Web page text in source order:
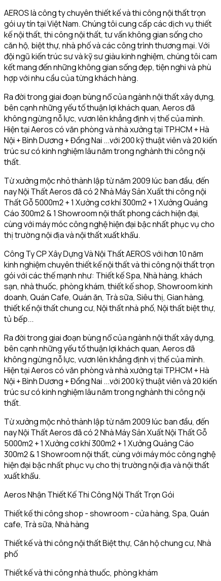
AEROS là công ty chuyên thiết kế và thi công nội thất trọn
gói uy tín tại Việt Nam. Chúng tôi cung cấp các dịch vụ thiết
kế nội thất, thi công nội thất, tư vấn không gian sống cho
căn hộ, biệt thự, nhà phố và các công trình thương mại. Với
đội ngũ kiến trúc sư và kỹ sư giàu kinh nghiệm, chúng tôi cam
kết mang đến những không gian sống đẹp, tiện nghi và phù
hợp với nhu cầu của từng khách hàng.
Ra đời trong giai đoạn bùng nổ của ngành nội thất xây dựng,
bên cạnh những yếu tố thuận lợi khách quan, Aeros đã
không ngừng nỗ lực, vươn lên khẳng định vị thế của mình.
Hiện tại Aeros có văn phòng và nhà xưởng tại TP.HCM + Hà
Nội + Bình Dương + Đồng Nai ...với 200 kỹ thuật viên và 20 kiến
trúc sư có kinh nghiệm lâu năm trong nghành thi công nội
thất.
Từ xưởng mộc nhỏ thành lập từ năm 2009 lúc ban đầu, đến
nay Nội Thất Aeros đã có 2 Nhà Máy Sản Xuất thi công nội
Thất Gỗ 5000m2 + 1 Xưởng cơ khí 300m2 + 1 Xưởng Quảng
Cáo 300m2 & 1 Showroom nội thất phong cách hiện đại,
cùng với máy móc công nghệ hiện đại bậc nhất phục vụ cho
thị trường nội địa và nội thất xuất khẩu.
Công Ty CP Xây Dựng Và Nội Thất AEROS với hơn 10 năm
kinh nghiệm chuyên thiết kế nội thất và thi công nội thất trọn
gói với các thế mạnh như: Thiết kế Spa, Nhà hàng, khách
sạn, nhà thuốc, phòng khám, thiết kế shop, Showroom kinh
doanh, Quán Cafe, Quán ăn, Trà sữa, Siêu thị, Gian hàng,
thiết kế nội thất chung cư, Nội thất nhà phố, Nội thất biệt thự,
tủ bếp...
Ra đời trong giai đoạn bùng nổ của ngành nội thất xây dựng,
bên cạnh những yếu tố thuận lợi khách quan, Aeros đã
không ngừng nỗ lực, vươn lên khẳng định vị thế của mình.
Hiện tại Aeros có văn phòng và nhà xưởng tại TP.HCM + Hà
Nội + Bình Dương + Đồng Nai ...với 200 kỹ thuật viên và 20 kiến
trúc sư có kinh nghiệm lâu năm trong nghành thi công nội
thất.
Từ xưởng mộc nhỏ thành lập từ năm 2009 lúc ban đầu, đến
nay Nội Thất Aeros đã có 2 Nhà Máy Sản Xuất Nội Thất Gỗ
5000m2 + 1 Xưởng cơ khí 300m2 + 1 Xưởng Quảng Cáo
300m2 & 1 Showroom nội thất, cùng với máy móc công nghệ
hiện đại bậc nhất phục vụ cho thị trường nội địa và nội thất
xuất khẩu.
Aeros Nhận Thiết Kế Thi Công Nội Thất Trọn Gói
Thiết kế thi công shop - showroom - cửa hàng, Spa, Quán
cafe, Trà sữa, Nhà hàng
Thiết kế và thi công nội thất Biệt thự, Căn hộ chung cư, Nhà
phố
Thiết kế và thi công nhà thuốc, phòng khám